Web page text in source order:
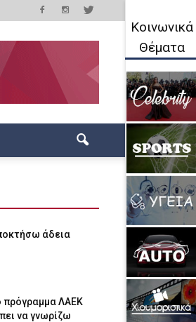
άδεια
πρόγραμμα ΛΑΕΚ
να γνωρίζω
Κοινωνικά
Θέματα